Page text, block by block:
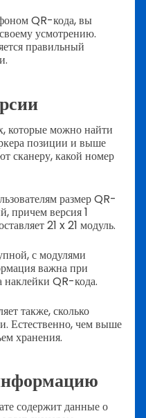
QR-кода, вы
усмотрению.
правильный
которые можно найти
позиции и выше
сканеру, какой номер
размер QR-
причем версия 1
21 x 21 модуль.
с модулями
важна при
наклейки QR-кода.
также, сколько
Естественно, чем выше
хранения.
содержит данные о